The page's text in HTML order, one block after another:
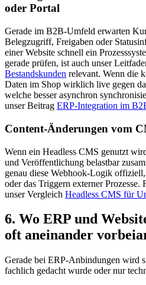
oder Portal
Gerade im B2B-Umfeld erwarten
Belegzugriff, Freigaben oder
einer Website schnell ein
gerade prüfen, ist auch unser
Bestandskunden relevant. Wenn die
Daten im Shop wirklich live gegen
welche besser asynchron
unser Beitrag ERP-Integration im
Content-Änderungen vom
Wenn ein Headless CMS genutzt
und Veröffentlichung belastbar
genau diese Webhook-Logik
oder das Triggern externer Prozesse.
unser Vergleich Headless CMS für
6. Wo ERP und
oft aneinander
Gerade bei ERP-Anbindungen wird
fachlich gedacht wurde oder nur